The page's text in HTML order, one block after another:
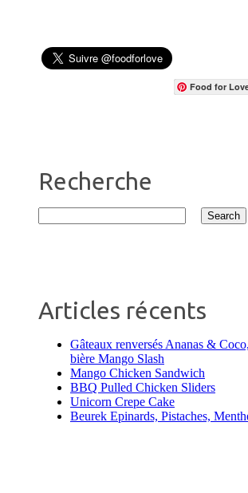
Food for
Recherche
Articles récents
Gâteaux renversés Ananas &
bière Mango Slash
Mango Chicken Sandwich
BBQ Pulled Chicken Sliders
Unicorn Crepe Cake
Beurek Epinards, Pistaches,